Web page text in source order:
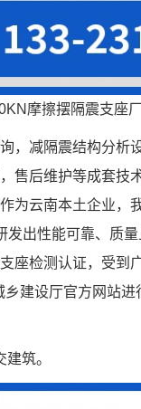
摩擦摆隔震支座
，减隔震结构分析
售后维护等成套技
为云南本土企业，
出性能可靠、质
座检测认证，受到
建设厅官方网站
筑。